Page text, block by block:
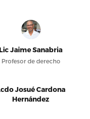
Lic Jaime Sanabria
Profesor de derecho
Josué Cardona
Hernández